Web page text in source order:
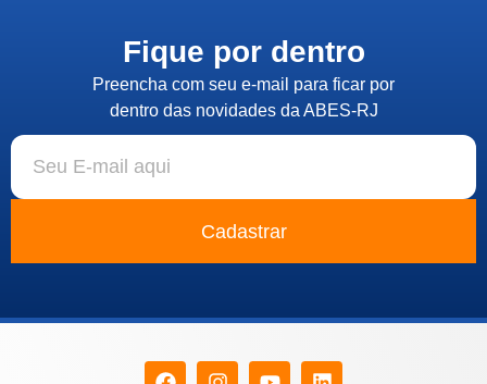
Fique por dentro
Preencha com seu e-mail para ficar por
dentro das novidades da ABES-RJ
Cadastrar